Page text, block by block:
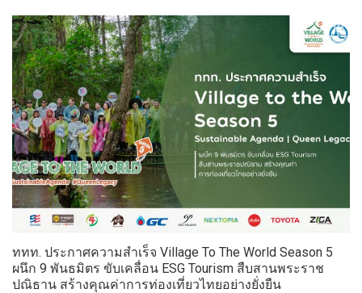
ททท. ประกาศความสำเร็จ Village To The World Season 5
ผนึก 9 พันธมิตร ขับเคลื่อน ESG Tourism สืบสานพระราช
ปณิธาน สร้างคุณค่าการท่องเที่ยวไทยอย่างยั่งยืน